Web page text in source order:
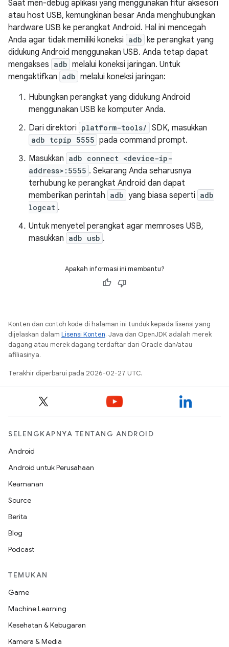
Saat men-debug aplikasi yang menggunakan fitur aksesori
atau host USB, kemungkinan besar Anda menghubungkan
hardware USB ke perangkat Android. Hal ini mencegah
Anda agar tidak memiliki koneksi adb ke perangkat yang
didukung Android menggunakan USB. Anda tetap dapat
mengakses adb melalui koneksi jaringan. Untuk
mengaktifkan adb melalui koneksi jaringan:
Hubungkan perangkat yang didukung Android
menggunakan USB ke komputer Anda.
Dari direktori platform-tools/ SDK, masukkan
adb tcpip 5555 pada command prompt.
Masukkan adb connect <device-ip-
address>:5555 . Sekarang Anda seharusnya
terhubung ke perangkat Android dan dapat
memberikan perintah adb yang biasa seperti adb
logcat .
Untuk menyetel perangkat agar memroses USB,
masukkan adb usb .
Apakah informasi ini membantu?
Konten dan contoh kode di halaman ini tunduk kepada lisensi yang
dijelaskan dalam Lisensi Konten. Java dan OpenJDK adalah merek
dagang atau merek dagang terdaftar dari Oracle dan/atau
afiliasinya.
Terakhir diperbarui pada 2026-02-27 UTC.
SELENGKAPNYA TENTANG ANDROID
Android
Android untuk Perusahaan
Keamanan
Source
Berita
Blog
Podcast
TEMUKAN
Game
Machine Learning
Kesehatan & Kebugaran
Kamera & Media